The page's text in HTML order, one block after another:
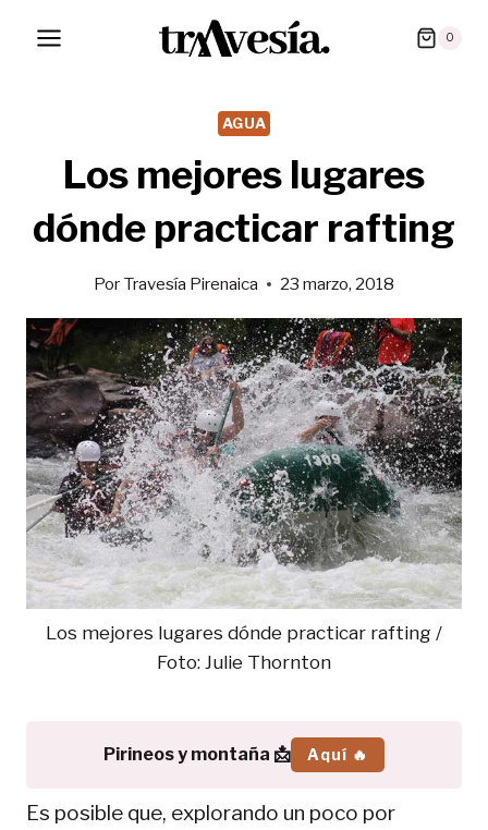
0
AGUA
Los mejores lugares
dónde practicar rafting
Por Travesía Pirenaica 23 marzo, 2018
Los mejores lugares dónde practicar rafting /
Foto: Julie Thornton
Pirineos y montaña 📩 Aquí 🔥
Es posible que, explorando un poco por